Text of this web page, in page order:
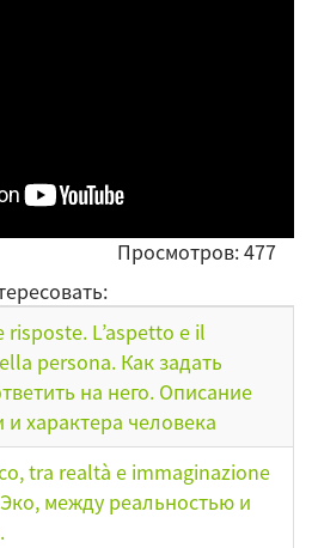
Просмотров: 477
risposte. L’aspetto e il
persona. Как задать
на него. Описание
характера человека
tra realtà e immaginazione
между реальностью и